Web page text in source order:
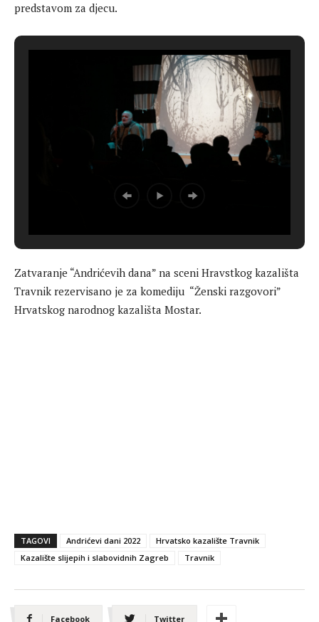
predstavom za djecu.
Zatvaranje “Andrićevih dana” na sceni Hravstkog kazališta
Travnik rezervisano je za komediju “Ženski razgovori”
Hrvatskog narodnog kazališta Mostar.
TAGOVI Andrićevi dani 2022
Hrvatsko kazalište Travnik
Kazalište slijepih i slabovidnih Zagreb
Travnik
Facebook Twitter